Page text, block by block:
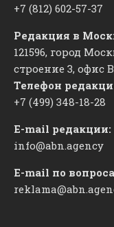
+7 (812) 602-57-37
Редакция в
121596, город
строение 3, офис
Телефон
+7 (499) 348-18-28
E-mail редакции:
info@abn.agency
E-mail по